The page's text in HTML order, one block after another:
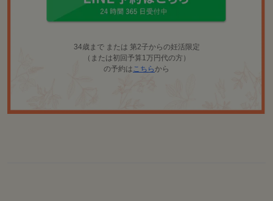
34歳まで または 第2子からの妊活限定
（または初回予算1万円代の方）
の予約はこちら から